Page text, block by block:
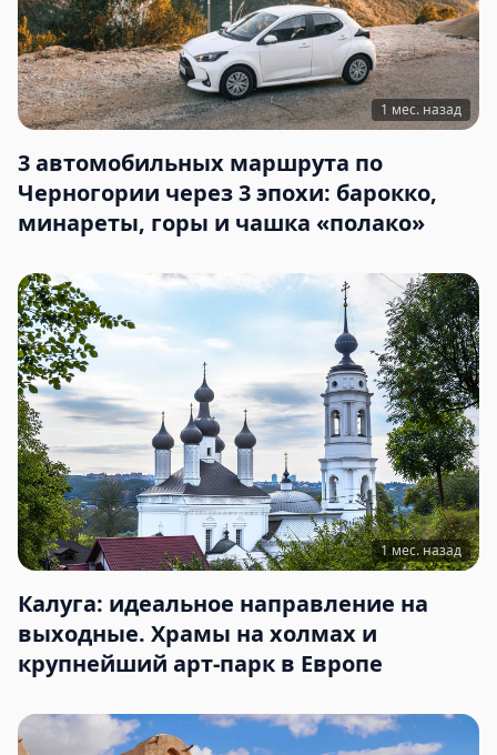
1 мес. назад
3 автомобильных маршрута по
Черногории через 3 эпохи: барокко,
минареты, горы и чашка «полако»
1 мес. назад
Калуга: идеальное направление на
выходные. Храмы на холмах и
крупнейший арт-парк в Европе